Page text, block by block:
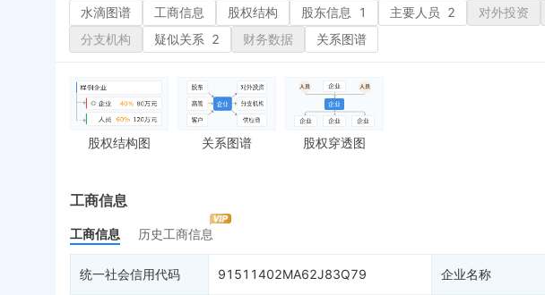
水滴图谱
工商信息
股东信息
主要人员 2
对外投资
控制企业
最终受益人
企业年报
10
工商自主公示
司法案件
立案信息 4
法院公告
裁判文书
送达公告
被执行人
终本案件
询价评估
司法协助
或有债务债权
注销备案
水滴图谱 工商信息 股权结构 股东信息 1 主要人员 2 对外投资
分支机构
疑似关系 2 财务数据 关系图谱
股权结构图 关系图谱 股权穿透图
工商信息
工商信息 历史工商信息
统一社会信用代码 91511402MA62J83Q79 企业名称